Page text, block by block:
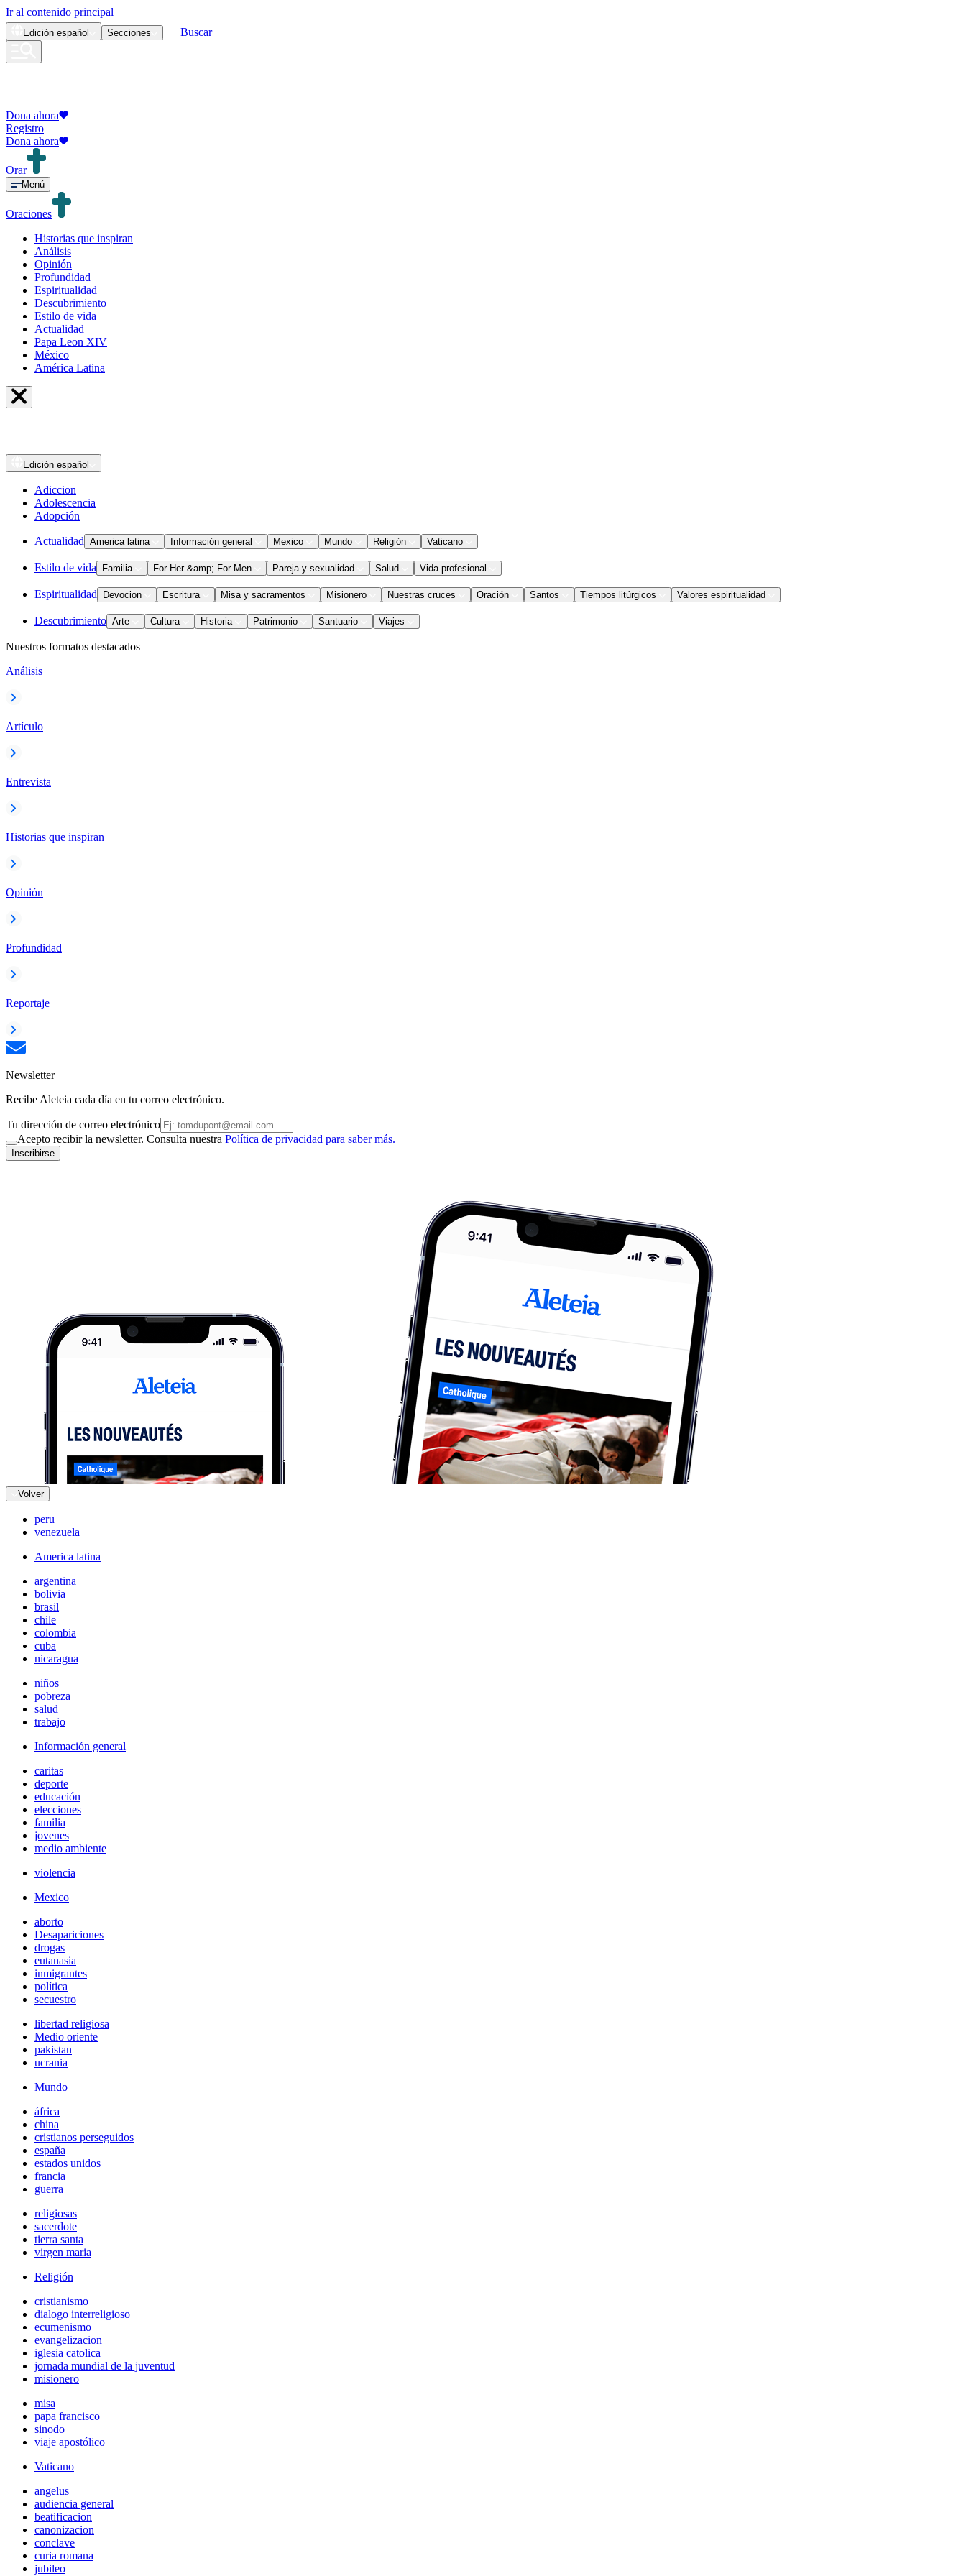
Ir al contenido principal
Edición español Secciones Buscar
Dona ahora
Registro
Dona ahora
Orar
Menú
Oraciones
Historias que inspiran
Análisis
Opinión
Profundidad
Espiritualidad
Descubrimiento
Estilo de vida
Actualidad
Papa Leon XIV
México
América Latina
Edición español
Adiccion
Adolescencia
Adopción
Actualidad America latina Información general Mexico Mundo Religión Vaticano
Estilo de vida Familia For Her &amp; For Men Pareja y sexualidad Salud Vida profesional
Espiritualidad Devocion Escritura Misa y sacramentos Misionero Nuestras cruces Oración Santos Tiempos litúrgicos Valores espiritualidad
Descubrimiento Arte Cultura Historia Patrimonio Santuario Viajes
Nuestros formatos destacados
Análisis
Artículo
Entrevista
Historias que inspiran
Opinión
Profundidad
Reportaje
Newsletter
Recibe Aleteia cada día en tu correo electrónico.
Tu dirección de correo electrónico
Acepto recibir la newsletter. Consulta nuestra Política de privacidad para saber más.
Inscribirse
Volver
peru
venezuela
America latina
argentina
bolivia
brasil
chile
colombia
cuba
nicaragua
niños
pobreza
salud
trabajo
Información general
caritas
deporte
educación
elecciones
familia
jovenes
medio ambiente
violencia
Mexico
aborto
Desapariciones
drogas
eutanasia
inmigrantes
política
secuestro
libertad religiosa
Medio oriente
pakistan
ucrania
Mundo
áfrica
china
cristianos perseguidos
españa
estados unidos
francia
guerra
religiosas
sacerdote
tierra santa
virgen maria
Religión
cristianismo
dialogo interreligioso
ecumenismo
evangelizacion
iglesia catolica
jornada mundial de la juventud
misionero
misa
papa francisco
sinodo
viaje apostólico
Vaticano
angelus
audiencia general
beatificacion
canonizacion
conclave
curia romana
jubileo